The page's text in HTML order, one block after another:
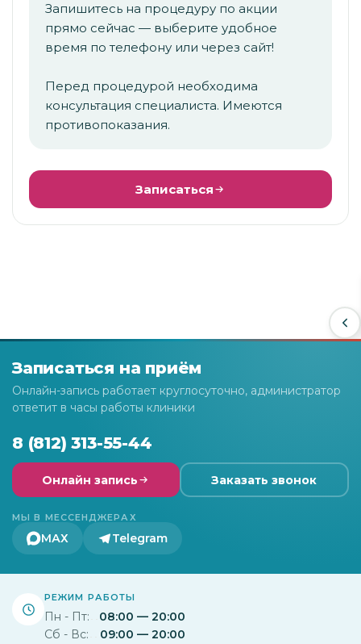
Запишитесь на процедуру по акции
прямо сейчас — выберите удобное
время по телефону или через сайт!
Перед процедурой необходима
консультация специалиста. Имеются
противопоказания.
Записаться
Записаться на приём
Онлайн-запись работает круглосуточно, администратор
ответит в часы работы клиники
8 (812) 313-55-44
Онлайн запись Заказать звонок
МЫ В МЕССЕНДЖЕРАХ
МАХ Telegram
РЕЖИМ РАБОТЫ
Пн - Пт:
08:00 — 20:00
Сб - Вс:
09:00 — 20:00